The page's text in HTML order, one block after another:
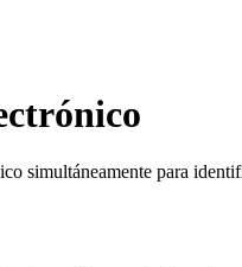
simultáneamente para